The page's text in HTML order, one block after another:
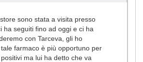
sono stata a visita presso
ha seguiti fino ad oggi e ci ha
con Tarceva, gli ho
farmaco è più opportuno per
ma lui ha detto che va